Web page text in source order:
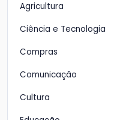
Agricultura
Ciência e Tecnologia
Compras
Comunicação
Cultura